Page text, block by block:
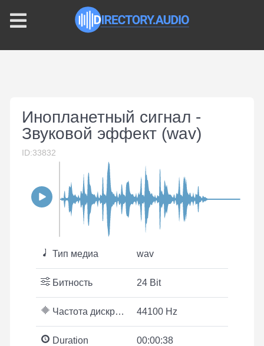
Инопланетный сигнал -
Звуковой эффект (wav)
ID:33832
Тип медиа wav
Битность 24 Bit
Частота дискретизации 44100 Hz
Duration 00:00:38